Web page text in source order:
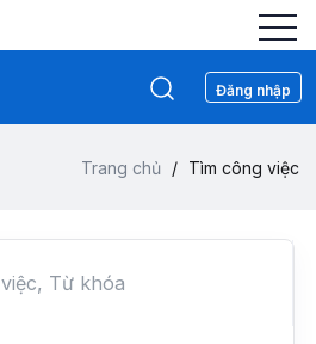
Đăng nhập
Trang chủ / Tìm công việc